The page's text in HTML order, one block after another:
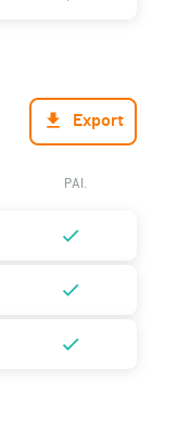
Export
PAI.